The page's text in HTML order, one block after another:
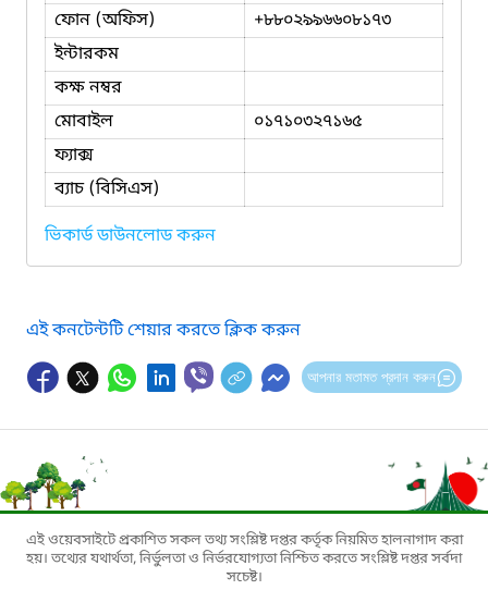
ফোন (অফিস)
+৮৮০২৯৯৬৬০৮১৭৩
ইন্টারকম
কক্ষ নম্বর
মোবাইল
০১৭১০৩২৭১৬৫
ফ্যাক্স
ব্যাচ (বিসিএস)
ভিকার্ড ডাউনলোড করুন
এই কনটেন্টটি শেয়ার করতে ক্লিক করুন
আপনার মতামত প্রদান করুন
এই ওয়েবসাইটে প্রকাশিত সকল তথ্য সংশ্লিষ্ট দপ্তর কর্তৃক নিয়মিত হালনাগাদ করা
হয়। তথ্যের যথার্থতা, নির্ভুলতা ও নির্ভরযোগ্যতা নিশ্চিত করতে সংশ্লিষ্ট দপ্তর সর্বদা
সচেষ্ট।